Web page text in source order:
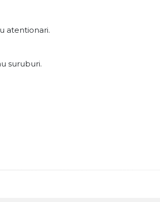
atentionari.
suruburi.